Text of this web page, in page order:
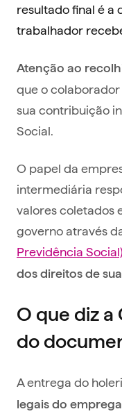
resultado final é a
trabalhador
Atenção ao
que o
sua contribuição
Social.
O papel da
intermediária
valores coletados
governo através
Previdência Social)
dos direitos de
O que diz a
do
A entrega do
legais do